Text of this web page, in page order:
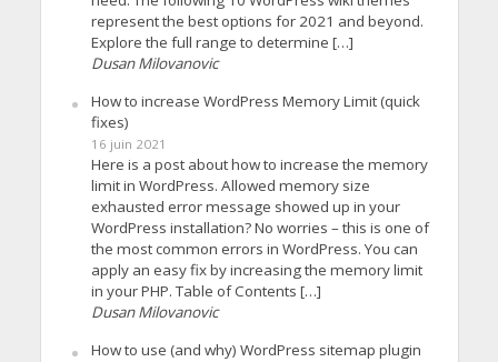
represent the best options for 2021 and beyond.
Explore the full range to determine […]
Dusan Milovanovic
How to increase WordPress Memory Limit (quick
fixes)
16 juin 2021
Here is a post about how to increase the memory
limit in WordPress. Allowed memory size
exhausted error message showed up in your
WordPress installation? No worries – this is one of
the most common errors in WordPress. You can
apply an easy fix by increasing the memory limit
in your PHP. Table of Contents […]
Dusan Milovanovic
How to use (and why) WordPress sitemap plugin